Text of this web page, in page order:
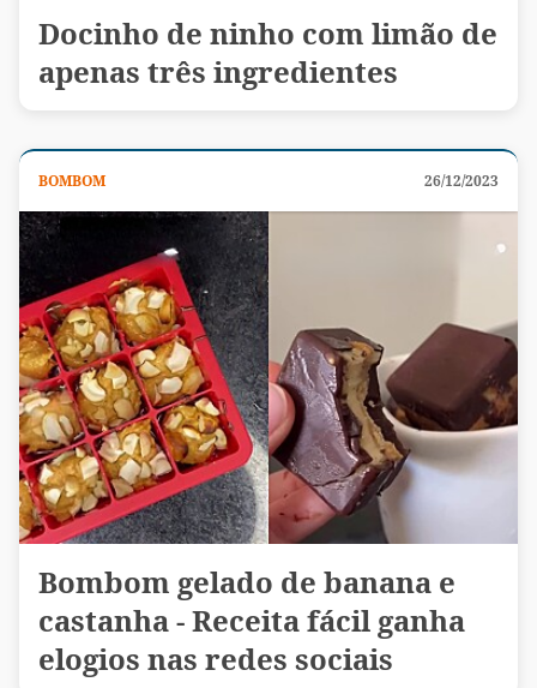
Docinho de ninho com limão de
apenas três ingredientes
BOMBOM 26/12/2023
Bombom gelado de banana e
castanha - Receita fácil ganha
elogios nas redes sociais